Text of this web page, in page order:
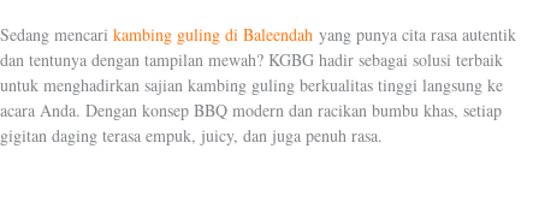
Sedang mencari kambing guling di Baleendah yang punya cita rasa autentik
dan tentunya dengan tampilan mewah? KGBG hadir sebagai solusi terbaik
untuk menghadirkan sajian kambing guling berkualitas tinggi langsung ke
acara Anda. Dengan konsep BBQ modern dan racikan bumbu khas, setiap
gigitan daging terasa empuk, juicy, dan juga penuh rasa.